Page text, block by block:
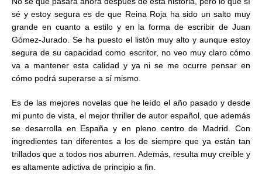
sé y estoy segura es de que Reina Roja ha sido un salto muy
grande en cuanto a estilo y en la forma de escribir de Juan
Gómez-Jurado. Se ha puesto el listón muy alto y aunque estoy
segura de su capacidad como escritor, no veo muy claro cómo
va a mantener esta calidad y ya ni se me ocurre pensar en
cómo podrá superarse a sí mismo.
Es de las mejores novelas que he leído el año pasado y desde
mi punto de vista, el mejor thriller de autor español, que además
se desarrolla en España y en pleno centro de Madrid. Con
ingredientes tan diferentes a los de siempre que ya están tan
trillados que a todos nos aburren. Además, resulta muy creíble y
es altamente adictiva de principio a fin.